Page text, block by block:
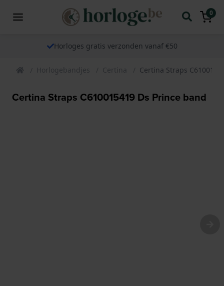
0
Horloges gratis verzonden vanaf €50
Horlogebandjes Certina Certina Straps
Certina Straps C610015419 Ds Prince band